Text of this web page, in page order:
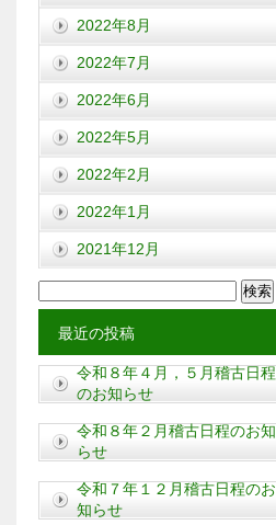
2022年8月
2022年7月
2022年6月
2022年5月
2022年2月
2022年1月
2021年12月
索:
最近の投稿
令和８年４月，５月稽古日程
のお知らせ
令和８年２月稽古日程のお知
らせ
令和７年１２月稽古日程のお
知らせ